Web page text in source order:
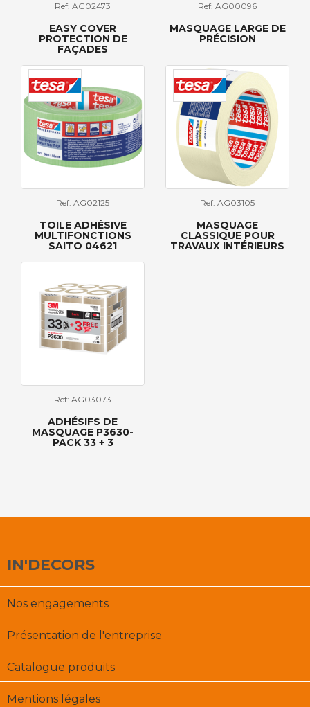
Ref: AG02473
EASY COVER
PROTECTION DE
FAÇADES
Ref: AG00096
MASQUAGE LARGE DE
PRÉCISION
Ref: AG02125
TOILE ADHÉSIVE
MULTIFONCTIONS
SAITO 04621
Ref: AG03105
MASQUAGE
CLASSIQUE POUR
TRAVAUX INTÉRIEURS
Ref: AG03073
ADHÉSIFS DE
MASQUAGE P3630-
PACK 33 + 3
IN'DECORS
Nos engagements
Présentation de l'entreprise
Catalogue produits
Mentions légales